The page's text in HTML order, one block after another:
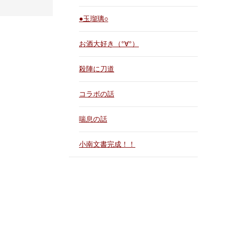
●玉瑠璃○
お酒大好き（°∀°）
殺陣に刀道
コラボの話
喘息の話
小南文書完成！！